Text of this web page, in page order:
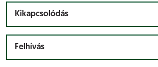
Kikapcsolódás
Felhívás